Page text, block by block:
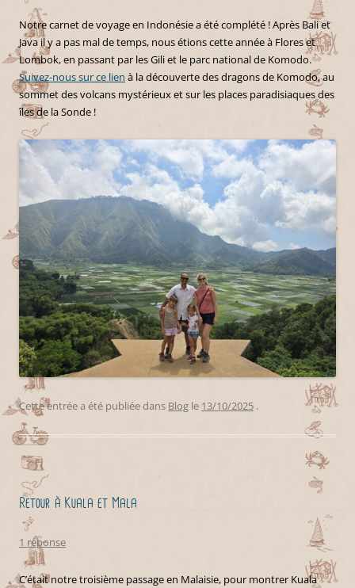
Notre carnet de voyage en Indonésie a été complété ! Après Bali et
Java il y a pas mal de temps, nous étions cette année à Flores et
Lombok, en passant par les Gili et le parc national de Komodo.
Suivez-nous sur ce lien à la découverte des dragons de Komodo, au
sommet des volcans mystérieux et sur les places paradisiaques des
îles de la Sonde !
Cette entrée a été publiée dans Blog le 13/10/2025 .
Retour à Kuala et Mala
1 réponse
C’était notre troisième passage en Malaisie, pour montrer Kuala